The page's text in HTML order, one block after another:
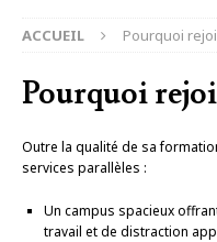
ACCUEIL Pourquoi
Pourquoi
Outre la qualité de sa
services parallèles :
Un campus spacieux
travail et de distraction